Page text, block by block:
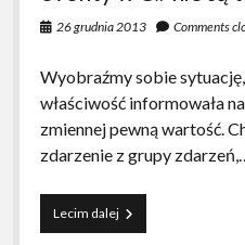
26 grudnia 2013 Comments
Wyobraźmy sobie
właściwość informowała
zmiennej pewną wartość.
zdarzenie z grupy
Lecim dalejeventy
w